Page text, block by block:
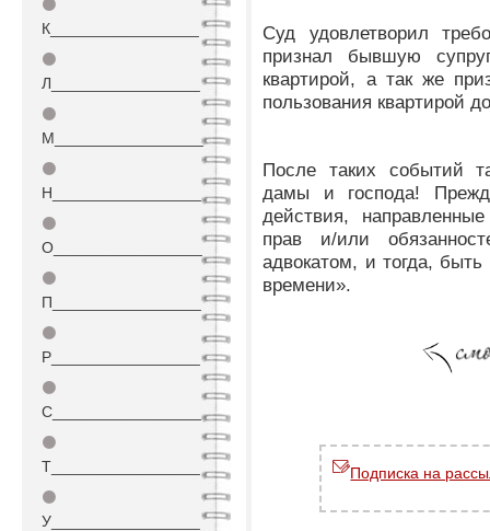
⚫
К_________________
⚫
Л_________________
⚫
М_________________
⚫
Н_________________
⚫
О_________________
⚫
П_________________
⚫
Р_________________
⚫
С_________________
⚫
Т_________________
⚫
У_________________
Суд удовлетворил
признал бывшую
квартирой, а так же
пользования квартирой
После таких событий
дамы и господа!
действия,
прав и/или
адвокатом, и тогда,
времени».
Подписка на